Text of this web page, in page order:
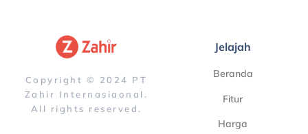
Copyright © 2024 PT
Zahir Internasiaonal.
All rights reserved.
Jelajah
Beranda
Fitur
Harga